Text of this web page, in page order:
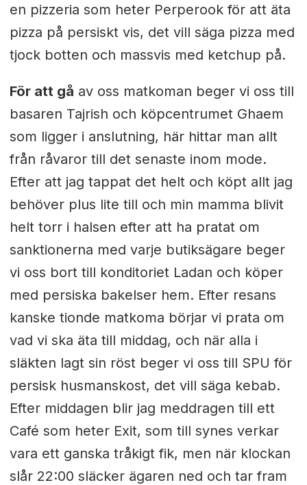
en pizzeria som heter Perperook för att äta
pizza på persiskt vis, det vill säga pizza med
tjock botten och massvis med ketchup på.
För att gå av oss matkoman beger vi oss till
basaren Tajrish och köpcentrumet Ghaem
som ligger i anslutning, här hittar man allt
från råvaror till det senaste inom mode.
Efter att jag tappat det helt och köpt allt jag
behöver plus lite till och min mamma blivit
helt torr i halsen efter att ha pratat om
sanktionerna med varje butiksägare beger
vi oss bort till konditoriet Ladan och köper
med persiska bakelser hem. Efter resans
kanske tionde matkoma börjar vi prata om
vad vi ska äta till middag, och när alla i
släkten lagt sin röst beger vi oss till SPU för
persisk husmanskost, det vill säga kebab.
Efter middagen blir jag meddragen till ett
Café som heter Exit, som till synes verkar
vara ett ganska tråkigt fik, men när klockan
slår 22:00 släcker ägaren ned och tar fram